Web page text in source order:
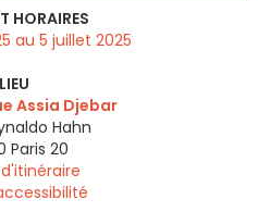
HORAIRES
au 5 juillet 2025
LIEU
Assia Djebar
Hahn
Paris 20